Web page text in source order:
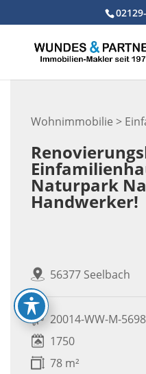
Wohnimmobilie >
Naturpark
Handwerker!
56377 Seelbach
20014-WW-M-5698
1750
78 m²